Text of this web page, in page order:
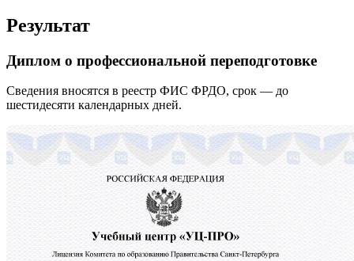
Результат
Диплом о профессиональной переподготовке
Сведения вносятся в реестр ФИС ФРДО, срок — до
шестидесяти календарных дней.